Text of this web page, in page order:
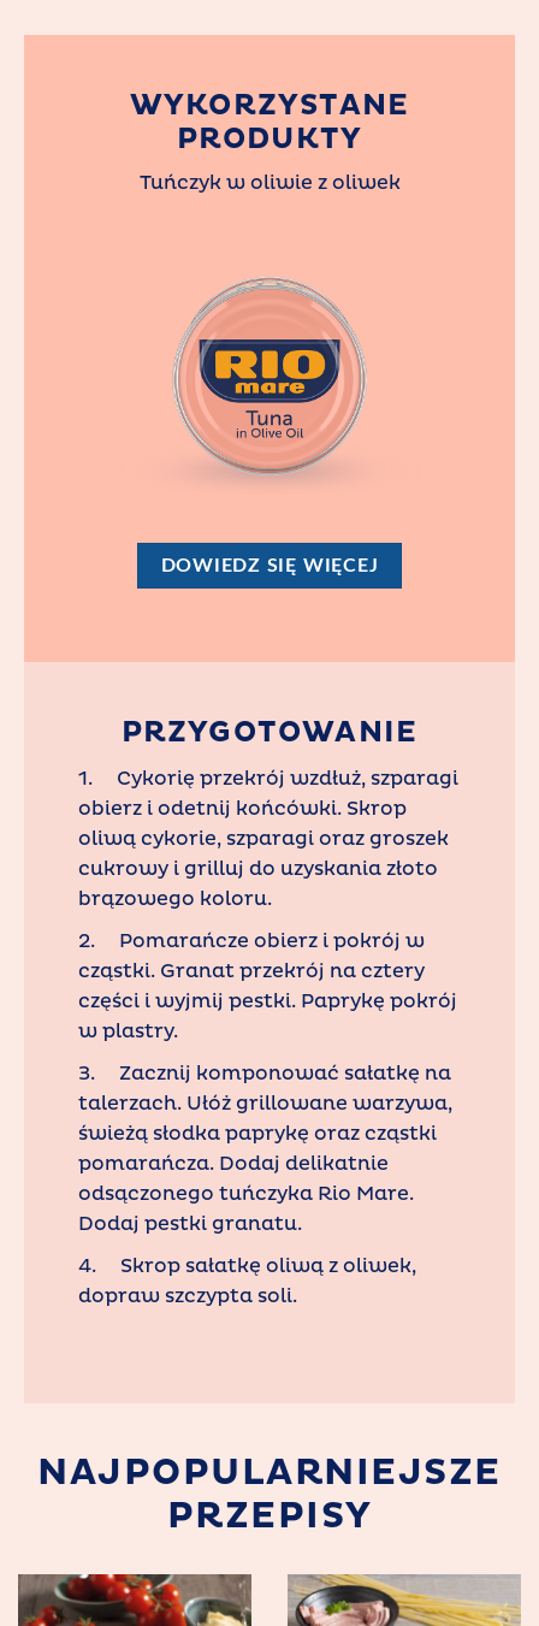
WYKORZYSTANE
PRODUKTY
Tuńczyk w oliwie z oliwek
DOWIEDZ SIĘ WIĘCEJ
PRZYGOTOWANIE
1. Cykorię przekrój wzdłuż, szparagi
obierz i odetnij końcówki. Skrop
oliwą cykorie, szparagi oraz groszek
cukrowy i grilluj do uzyskania złoto
brązowego koloru.
2. Pomarańcze obierz i pokrój w
cząstki. Granat przekrój na cztery
części i wyjmij pestki. Paprykę pokrój
w plastry.
3. Zacznij komponować sałatkę na
talerzach. Ułóż grillowane warzywa,
świeżą słodka paprykę oraz cząstki
pomarańcza. Dodaj delikatnie
odsączonego tuńczyka Rio Mare.
Dodaj pestki granatu.
4. Skrop sałatkę oliwą z oliwek,
dopraw szczypta soli.
NAJPOPULARNIEJSZE
PRZEPISY